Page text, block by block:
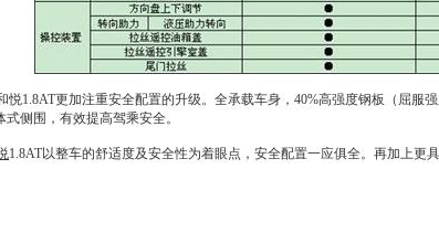
悦1.8AT更加注重安全配置的升级。全承载车身，40%高强度钢板（屈服
侧围，有效提高驾乘安全。
1.8AT以整车的舒适度及安全性为着眼点，安全配置一应俱全。再加上更